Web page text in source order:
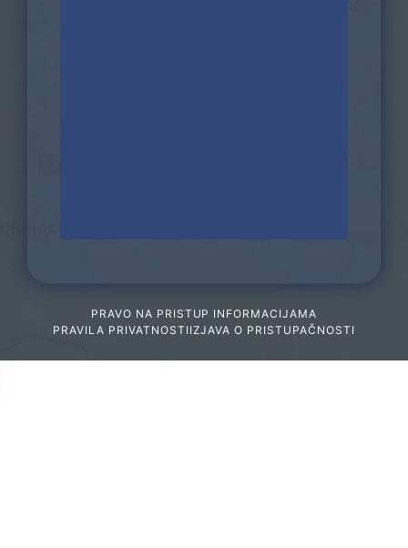
PRAVO NA PRISTUP INFORMACIJAMA
PRAVILA PRIVATNOSTI IZJAVA O PRISTUPAČNOSTI